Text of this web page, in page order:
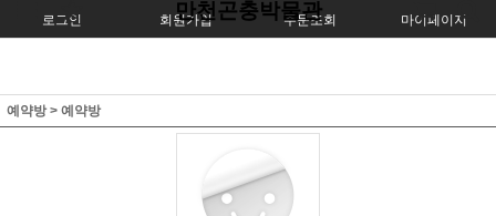
로그인 회원가입 주문조회 마이페이지
만천곤충박물관
예약방> 예약방